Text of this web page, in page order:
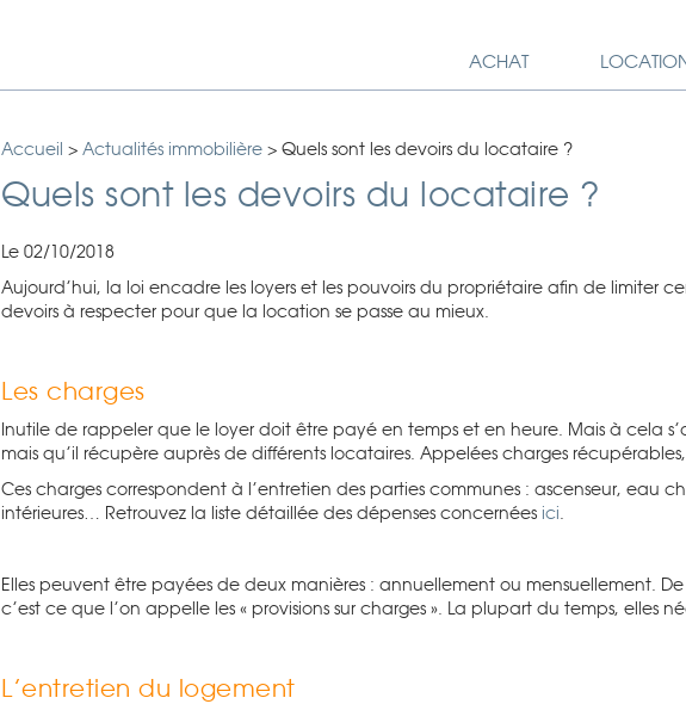
ACHAT
Accueil > Actualités immobilière > Quels sont les devoirs du locataire ?
Quels sont les devoirs du locataire ?
Le 02/10/2018
Aujourd’hui, la loi encadre les loyers et les pouvoirs du propriétaire afin de limiter
devoirs à respecter pour que la location se passe au mieux.
Les charges
Inutile de rappeler que le loyer doit être payé en temps et en heure. Mais à cela
mais qu’il récupère auprès de différents locataires. Appelées charges
Ces charges correspondent à l’entretien des parties communes : ascenseur, eau
intérieures… Retrouvez la liste détaillée des dépenses concernées ici
Elles peuvent être payées de deux manières : annuellement ou mensuellement.
c’est ce que l’on appelle les « provisions sur charges ». La plupart du temps, elles
L’entretien du logement